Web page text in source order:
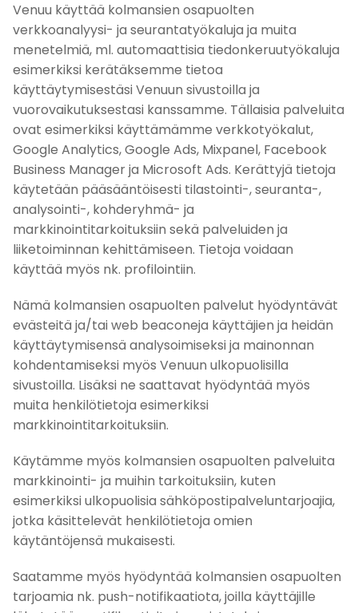
Venuu käyttää kolmansien osapuolten
verkkoanalyysi- ja seurantatyökaluja ja muita
menetelmiä, ml. automaattisia tiedonkeruutyökaluja
esimerkiksi kerätäksemme tietoa
käyttäytymisestäsi Venuun sivustoilla ja
vuorovaikutuksestasi kanssamme. Tällaisia palveluita
ovat esimerkiksi käyttämämme verkkotyökalut,
Google Analytics, Google Ads, Mixpanel, Facebook
Business Manager ja Microsoft Ads. Kerättyjä tietoja
käytetään pääsääntöisesti tilastointi-, seuranta-,
analysointi-, kohderyhmä- ja
markkinointitarkoituksiin sekä palveluiden ja
liiketoiminnan kehittämiseen. Tietoja voidaan
käyttää myös nk. profilointiin.
Nämä kolmansien osapuolten palvelut hyödyntävät
evästeitä ja/tai web beaconeja käyttäjien ja heidän
käyttäytymisensä analysoimiseksi ja mainonnan
kohdentamiseksi myös Venuun ulkopuolisilla
sivustoilla. Lisäksi ne saattavat hyödyntää myös
muita henkilötietoja esimerkiksi
markkinointitarkoituksiin.
Käytämme myös kolmansien osapuolten palveluita
markkinointi- ja muihin tarkoituksiin, kuten
esimerkiksi ulkopuolisia sähköpostipalveluntarjoajia,
jotka käsittelevät henkilötietoja omien
käytäntöjensä mukaisesti.
Saatamme myös hyödyntää kolmansien osapuolten
tarjoamia nk. push-notifikaatiota, joilla käyttäjille